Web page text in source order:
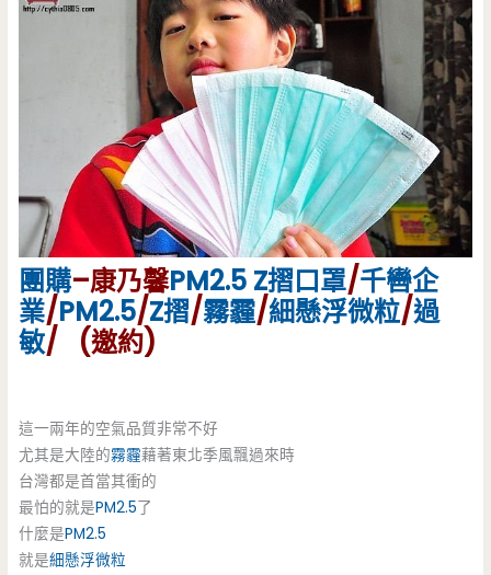
團購–康乃馨PM2.5 Z摺口罩/千轡企
業/PM2.5/Z摺/霧霾/細懸浮微粒/過
敏/ (邀約)
這一兩年的空氣品質非常不好
尤其是大陸的霧霾藉著東北季風飄過來時
台灣都是首當其衝的
最怕的就是PM2.5了
什麼是PM2.5
就是細懸浮微粒